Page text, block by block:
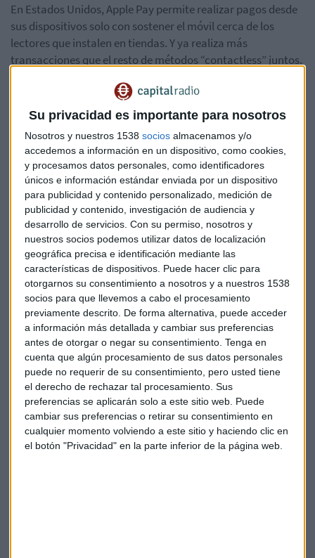
Su privacidad es importante para nosotros
Nosotros y nuestros 1538 socios almacenamos y/o
accedemos a información en un dispositivo, como cookies,
y procesamos datos personales, como identificadores
únicos e información estándar enviada por un dispositivo
para publicidad y contenido personalizado, medición de
publicidad y contenido, investigación de audiencia y
desarrollo de servicios. Con su permiso, nosotros y
nuestros socios podemos utilizar datos de localización
geográfica precisa e identificación mediante las
características de dispositivos. Puede hacer clic para
otorgarnos su consentimiento a nosotros y a nuestros 1538
socios para que llevemos a cabo el procesamiento
previamente descrito. De forma alternativa, puede acceder
a información más detallada y cambiar sus preferencias
antes de otorgar o negar su consentimiento. Tenga en
cuenta que algún procesamiento de sus datos personales
puede no requerir de su consentimiento, pero usted tiene
el derecho de rechazar tal procesamiento. Sus
preferencias se aplicarán solo a este sitio web. Puede
cambiar sus preferencias o retirar su consentimiento en
cualquier momento volviendo a este sitio y haciendo clic en
el botón "Privacidad" en la parte inferior de la página web.
En Estados Unidos, Apple Pay permite realizar pagos desde
sus dispositivos solo con sostener el móvil cerca de los
lectores que instalen en tiendas. Y ya realiza más
transacciones que el resto de métodos “contactless” juntos.
Apple y Alibaba trabajan juntos para llevar este método de
pago a China, y Jack Ma, el director ejecutivo de Alibaba,
cree en el proyecto, a pesar de que su afiliado Alipay es el
mayor servicio de pago de China.
Descárgate ya laapp de Capital Radio para Android
Apple
Suscríbete a nuestros boletines
Te enviaremos las noticias más importantes del día